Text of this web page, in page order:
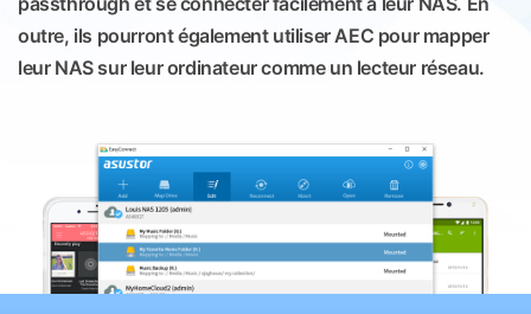
outre, ils pourront également utiliser AEC pour mapper
leur NAS sur leur ordinateur comme un lecteur réseau.